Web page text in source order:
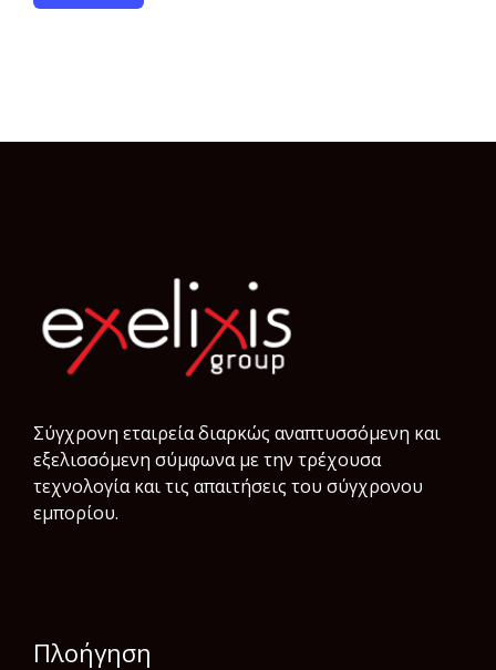
Σύγχρονη εταιρεία διαρκώς αναπτυσσόμενη και
εξελισσόμενη σύμφωνα µε την τρέχουσα
τεχνολογία και τις απαιτήσεις του σύγχρονου
εμπορίου.
Πλοήγηση